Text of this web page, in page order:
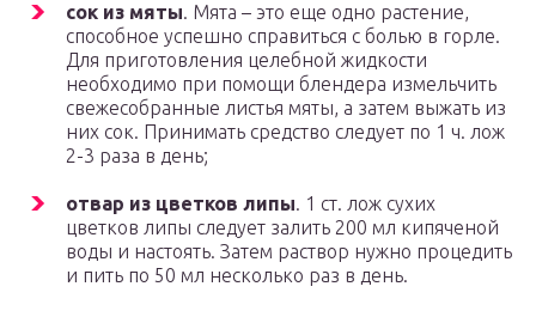
сок из мяты. Мята – это еще одно растение,
способное успешно справиться с болью в горле.
Для приготовления целебной жидкости
необходимо при помощи блендера измельчить
свежесобранные листья мяты, а затем выжать из
них сок. Принимать средство следует по 1 ч. лож
2-3 раза в день;
отвар из цветков липы. 1 ст. лож сухих
цветков липы следует залить 200 мл кипяченой
воды и настоять. Затем раствор нужно процедить
и пить по 50 мл несколько раз в день.